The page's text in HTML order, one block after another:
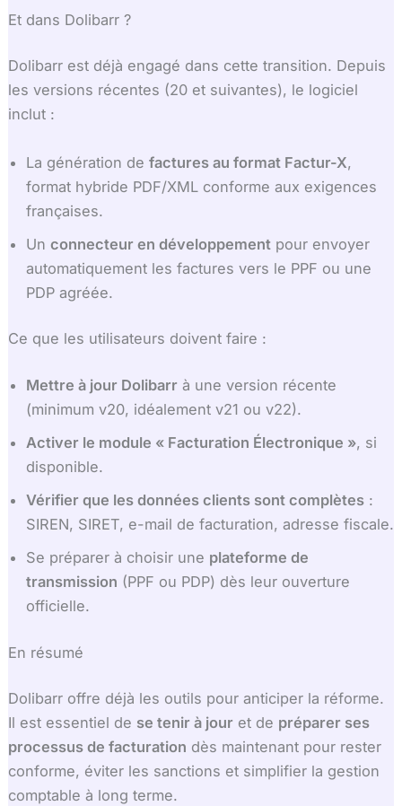
Et dans Dolibarr ?
Dolibarr est déjà engagé dans cette transition. Depuis
les versions récentes (20 et suivantes), le logiciel
inclut :
La génération de factures au format Factur-X,
format hybride PDF/XML conforme aux exigences
françaises.
Un connecteur en développementpour envoyer
automatiquement les factures vers le PPF ou une
PDP agréée.
Ce que les utilisateurs doivent faire :
Mettre à jour Dolibarr à une version récente
(minimum v20, idéalement v21 ou v22).
Activer le module « Facturation Électronique », si
disponible.
Vérifier que les données clients sont complètes:
SIREN, SIRET, e-mail de facturation, adresse fiscale.
Se préparer à choisir une plateforme de
transmission (PPF ou PDP) dès leur ouverture
officielle.
En résumé
Dolibarr offre déjà les outils pour anticiper la réforme.
Il est essentiel de se tenir à jour et de préparer ses
processus de facturation dès maintenant pour rester
conforme, éviter les sanctions et simplifier la gestion
comptable à long terme.